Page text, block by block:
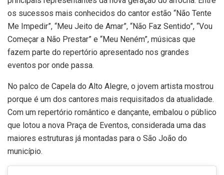
os sucessos mais conhecidos do cantor estão “Não Tente
Me Impedir”, “Meu Jeito de Amar”, “Não Faz Sentido”, “Vou
Começar a Não Prestar” e “Meu Neném”, músicas que
fazem parte do repertório apresentado nos grandes
eventos por onde passa.
No palco de Capela do Alto Alegre, o jovem artista mostrou
porque é um dos cantores mais requisitados da atualidade.
Com um repertório romântico e dançante, embalou o público
que lotou a nova Praça de Eventos, considerada uma das
maiores estruturas já montadas para o São João do
município.